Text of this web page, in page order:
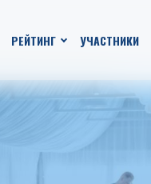
РЕЙТИНГ УЧАСТНИКИ